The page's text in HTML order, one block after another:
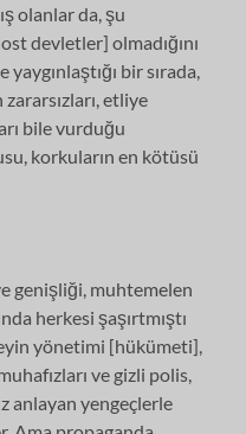
olanlar da, şu
devletler] olmadığını
bir sırada,
etliye
bile vurduğu
korkuların en kötüsü
genişliği, muhtemelen
herkesi şaşırtmıştı
yönetimi [hükümeti],
ve gizli polis,
anlayan yengeçlerle